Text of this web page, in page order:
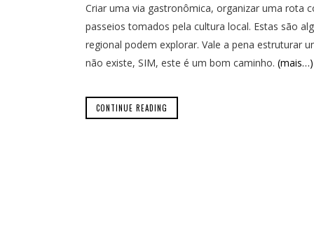
Criar uma via gastronômica, organizar uma rota
passeios tomados pela cultura local. Estas são
regional podem explorar. Vale a pena estruturar
não existe, SIM, este é um bom caminho. (mais…)
CONTINUE READING